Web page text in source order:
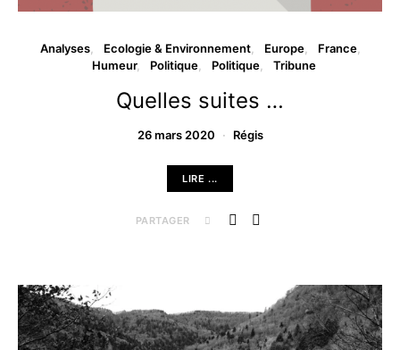
Analyses Ecologie & Environnement Europe
France
Humeur
Politique Politique Tribune
Quelles suites …
26 mars 2020 Régis
LIRE ...
PARTAGER